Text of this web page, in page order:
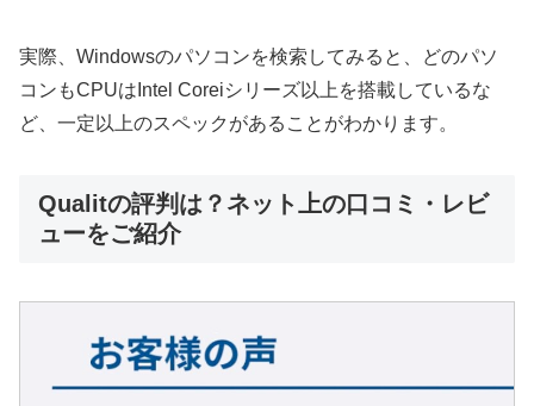
実際、Windowsのパソコンを検索してみると、どのパソ
コンもCPUはIntel Coreiシリーズ以上を搭載しているな
ど、一定以上のスペックがあることがわかります。
Qualitの評判は？ネット上の口コミ・レビ
ューをご紹介